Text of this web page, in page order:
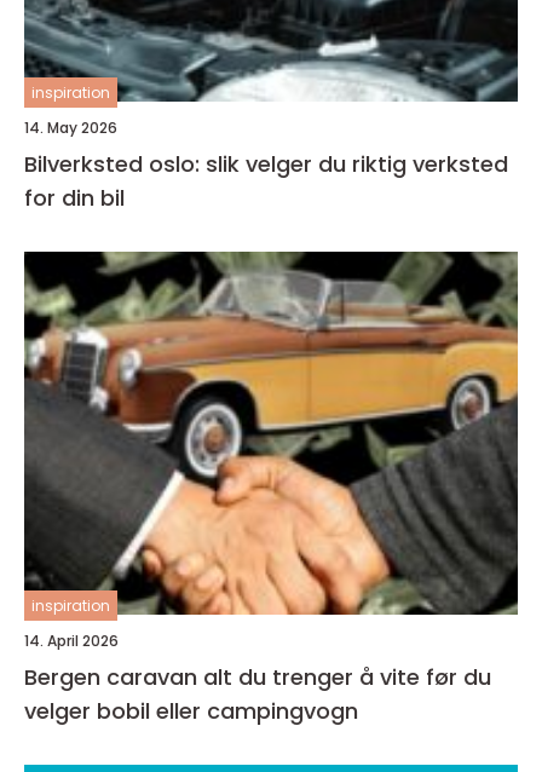
inspiration
14. May 2026
Bilverksted oslo: slik velger du riktig verksted
for din bil
inspiration
14. April 2026
Bergen caravan alt du trenger å vite før du
velger bobil eller campingvogn